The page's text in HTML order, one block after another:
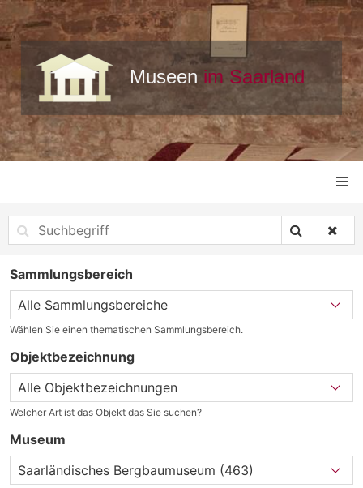
Sammlungsbereich
Wählen Sie einen thematischen Sammlungsbereich.
Objektbezeichnung
Welcher Art ist das Objekt das Sie suchen?
Museum